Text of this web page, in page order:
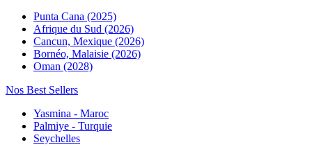
Punta Cana (2025)
Afrique du Sud (2026)
Cancun, Mexique (2026)
Bornéo, Malaisie (2026)
Oman (2028)
Nos Best Sellers
Yasmina - Maroc
Palmiye - Turquie
Seychelles